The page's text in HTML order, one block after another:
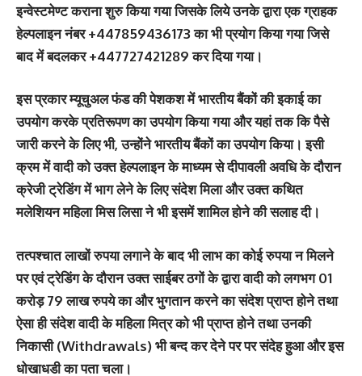
इन्वेस्टमेण्ट कराना शुरु किया गया जिसके लिये उनके द्वारा एक ग्राहक
हेल्पलाइन नंबर +447859436173 का भी प्रयोग किया गया जिसे
बाद में बदलकर +447727421289 कर दिया गया।
इस प्रकार म्यूचुअल फंड की पेशकश में भारतीय बैंकों की इकाई का
उपयोग करके प्रतिरूपण का उपयोग किया गया और यहां तक कि पैसे
जारी करने के लिए भी, उन्होंने भारतीय बैंकों का उपयोग किया। इसी
क्रम में वादी को उक्त हेल्पलाइन के माध्यम से दीपावली अवधि के दौरान
क्रेजी ट्रेडिंग में भाग लेने के लिए संदेश मिला और उक्त कथित
मलेशियन महिला मिस लिसा ने भी इसमें शामिल होने की सलाह दी।
तत्पश्चात लाखों रुपया लगाने के बाद भी लाभ का कोई रुपया न मिलने
पर एवं ट्रेडिंग के दौरान उक्त साईबर ठगों के द्वारा वादी को लगभग 01
करोड़ 79 लाख रुपये का और भुगतान करने का संदेश प्राप्त होने तथा
ऐसा ही संदेश वादी के महिला मित्र को भी प्राप्त होने तथा उनकी
निकासी (Withdrawals) भी बन्द कर देने पर पर संदेह हुआ और इस
धोखाधडी का पता चला।